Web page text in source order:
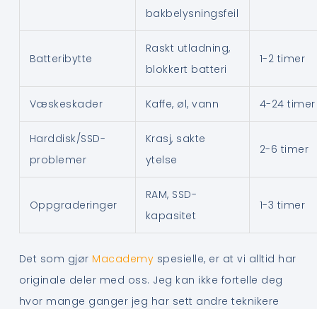
bakbelysningsfeil
Batteribytte
Raskt utladning,
blokkert batteri
1-2 timer
Væskeskader Kaffe, øl, vann 4-24 timer
Harddisk/SSD-
problemer
Krasj, sakte
ytelse
2-6 timer
Oppgraderinger
RAM, SSD-
kapasitet
1-3 timer
Det som gjør Macademy spesielle, er at vi alltid har
originale deler med oss. Jeg kan ikke fortelle deg
hvor mange ganger jeg har sett andre teknikere